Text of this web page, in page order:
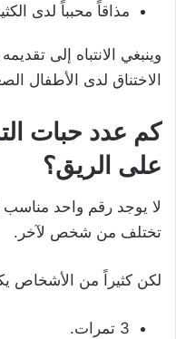
مذاقاً محبباً لدى
وينبغي الانتباه إلى
الاختناق لدى الأطفال
كم عدد حبات
على الريق؟
لا يوجد رقم واحد مناسب
تختلف من شخص لآخر.
لكن كثيراً من الأشخاص
3 تمرات.